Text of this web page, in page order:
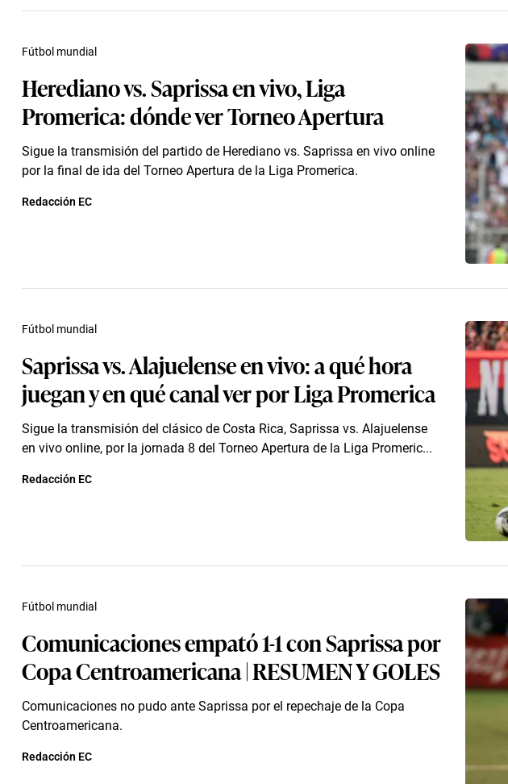
Herediano vs. Saprissa en vivo, Liga
Promerica: dónde ver Torneo Apertura
Sigue la transmisión del partido de Herediano vs. Saprissa en vivo online
por la final de ida del Torneo Apertura de la Liga Promerica.
Fútbol mundial
Redacción EC
Saprissa vs. Alajuelense en vivo: a qué hora
juegan y en qué canal ver por Liga Promerica
Sigue la transmisión del clásico de Costa Rica, Saprissa vs. Alajuelense
en vivo online, por la jornada 8 del Torneo Apertura de la Liga Promeric...
Fútbol mundial
Redacción EC
Comunicaciones empató 1-1 con Saprissa por
Copa Centroamericana | RESUMEN Y GOLES
Comunicaciones no pudo ante Saprissa por el repechaje de la Copa
Centroamericana.
Fútbol mundial
Redacción EC